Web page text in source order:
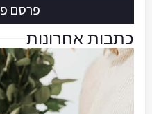
פרסם
כתבות אחרונות